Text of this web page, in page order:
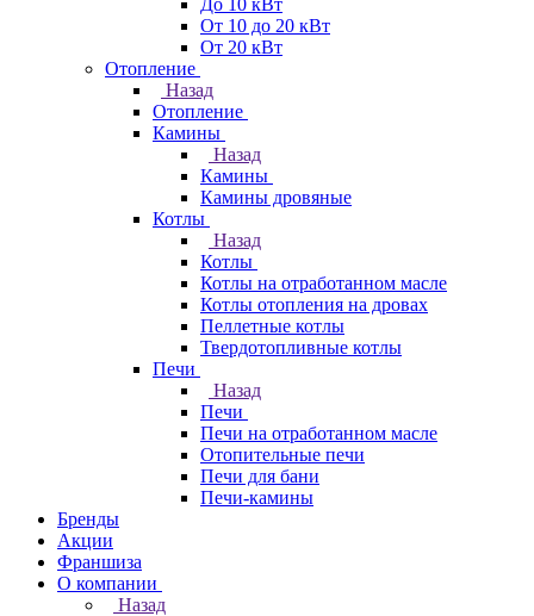
До 10 кВт
От 10 до 20 кВт
От 20 кВт
Отопление
Назад
Отопление
Камины
Назад
Камины
Камины дровяные
Котлы
Назад
Котлы
Котлы на отработанном масле
Котлы отопления на дровах
Пеллетные котлы
Твердотопливные котлы
Печи
Назад
Печи
Печи на отработанном масле
Отопительные печи
Печи для бани
Печи-камины
Бренды
Акции
Франшиза
О компании
Назад